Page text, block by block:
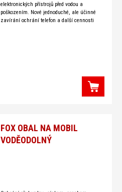
elektronických přístrojů před vodou a
poškozením. Nové jednoduché, ale účinné
zavírání ochrání telefon a další cennosti
FOX OBAL NA MOBIL
VODĚODOLNÝ